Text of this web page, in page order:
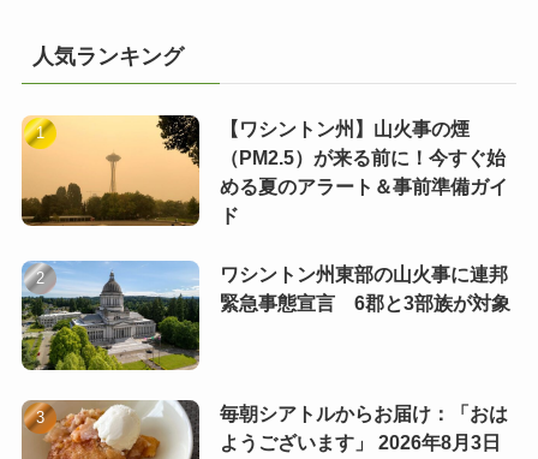
人気ランキング
【ワシントン州】山火事の煙
（PM2.5）が来る前に！今すぐ始
める夏のアラート＆事前準備ガイ
ド
ワシントン州東部の山火事に連邦
緊急事態宣言 6郡と3部族が対象
毎朝シアトルからお届け：「おは
ようございます」 2026年8月3日